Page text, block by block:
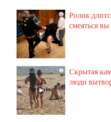
i
Ролик
смеяться вы
i
Скрытая
люди